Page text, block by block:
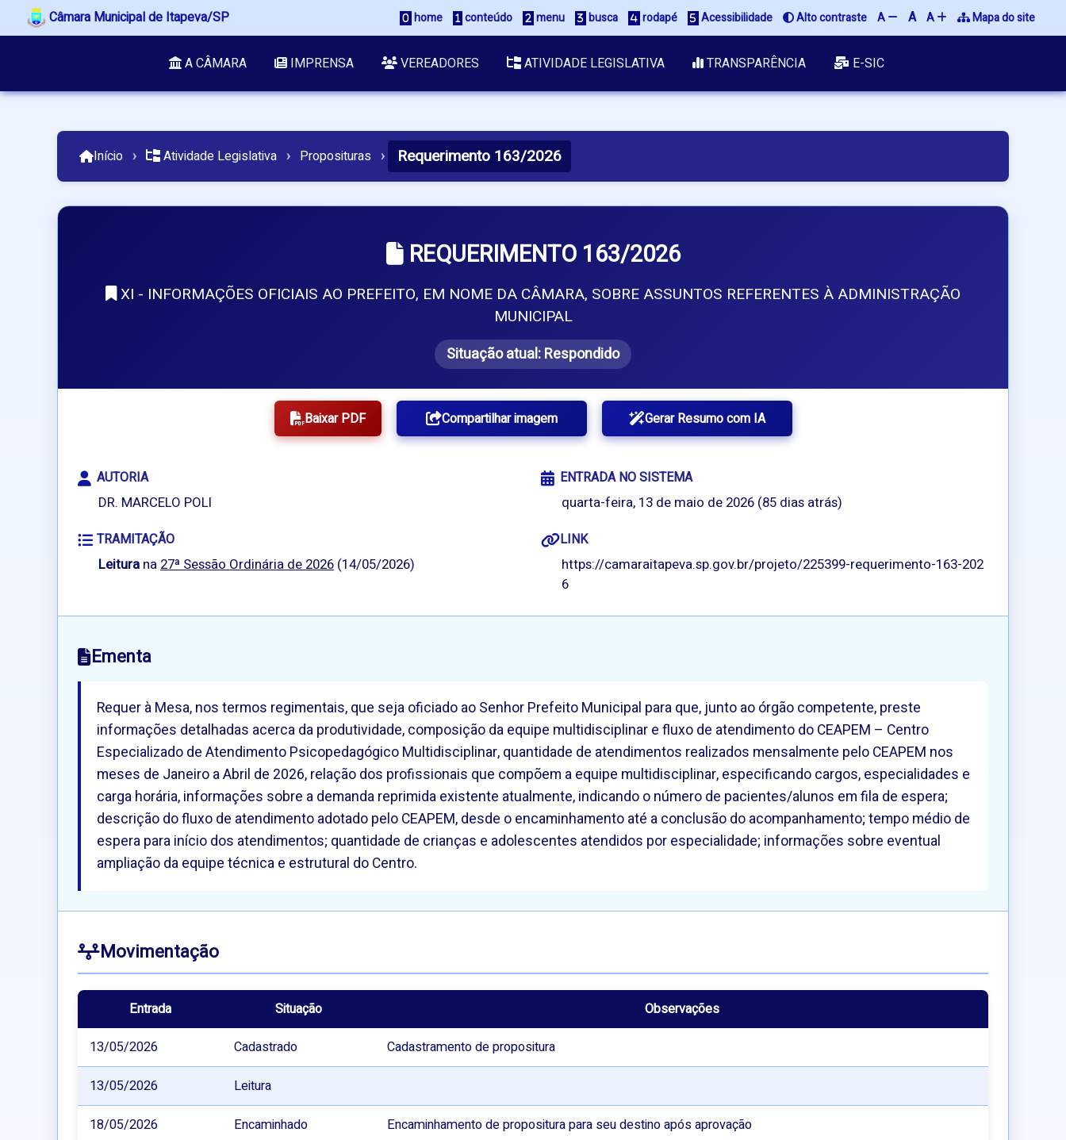
Câmara Municipal de Itapeva/SP home conteúdo menu busca rodapé Acessibilidade Alto contraste A A A Mapa do site
A CÂMARA IMPRENSA VEREADORES ATIVIDADE LEGISLATIVA TRANSPARÊNCIA E-SIC
Início › Atividade Legislativa › Proposituras › Requerimento 163/2026
REQUERIMENTO 163/2026
XI - INFORMAÇÕES OFICIAIS AO PREFEITO, EM NOME DA CÂMARA, SOBRE ASSUNTOS REFERENTES À ADMINISTRAÇÃO
MUNICIPAL
Situação atual:Respondido
Baixar PDF Compartilhar imagem Gerar Resumo com IA
AUTORIA
DR. MARCELO POLI
ENTRADA NO SISTEMA
quarta-feira, 13 de maio de 2026 (85 dias atrás)
TRAMITAÇÃO
Leitura na27ª Sessão Ordinária de 2026 (14/05/2026)
LINK
https://camaraitapeva.sp.gov.br/projeto/225399-requerimento-163-202
6
Ementa
Requer à Mesa, nos termos regimentais, que seja oficiado ao Senhor Prefeito Municipal para que, junto ao órgão competente, preste
informações detalhadas acerca da produtividade, composição da equipe multidisciplinar e fluxo de atendimento do CEAPEM – Centro
Especializado de Atendimento Psicopedagógico Multidisciplinar, quantidade de atendimentos realizados mensalmente pelo CEAPEM nos
meses de Janeiro a Abril de 2026, relação dos profissionais que compõem a equipe multidisciplinar, especificando cargos, especialidades e
carga horária, informações sobre a demanda reprimida existente atualmente, indicando o número de pacientes/alunos em fila de espera;
descrição do fluxo de atendimento adotado pelo CEAPEM, desde o encaminhamento até a conclusão do acompanhamento; tempo médio de
espera para início dos atendimentos; quantidade de crianças e adolescentes atendidos por especialidade; informações sobre eventual
ampliação da equipe técnica e estrutural do Centro.
Movimentação
Entrada Situação
Observações
13/05/2026
Cadastrado Cadastramento de propositura
13/05/2026 Leitura
18/05/2026 Encaminhado Encaminhamento de propositura para seu destino após aprovação